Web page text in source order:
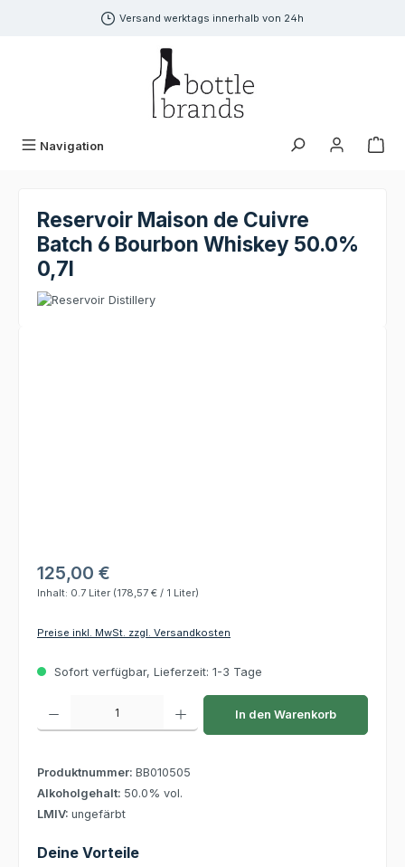
Versand werktags innerhalb von 24h
Navigation
Reservoir Maison de Cuivre
Batch 6 Bourbon Whiskey 50.0%
0,7l
125,00 €
Inhalt: 0.7 Liter (178,57 € / 1 Liter)
Preise inkl. MwSt. zzgl. Versandkosten
Sofort verfügbar, Lieferzeit: 1-3 Tage
Produkt Anzahl: Gib den gewünschten Wert ein oder benutze die Schaltflächen um
In den Warenkorb
Produktnummer: BB010505
Alkoholgehalt: 50.0% vol.
LMIV: ungefärbt
Deine Vorteile